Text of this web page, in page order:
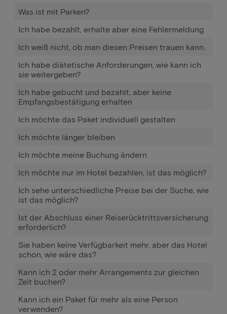
Was ist mit Parken?
Ich habe bezahlt, erhalte aber eine Fehlermeldung
Ich weiß nicht, ob man diesen Preisen trauen kann.
Ich habe diätetische Anforderungen, wie kann ich
sie weitergeben?
Ich habe gebucht und bezahlt, aber keine
Empfangsbestätigung erhalten
Ich möchte das Paket individuell gestalten
Ich möchte länger bleiben
Ich möchte meine Buchung ändern
Ich möchte nur im Hotel bezahlen, ist das möglich?
Ich sehe unterschiedliche Preise bei der Suche, wie
ist das möglich?
Ist der Abschluss einer Reiserücktrittsversicherung
erforderlich?
Sie haben keine Verfügbarkeit mehr, aber das Hotel
schon, wie wäre das?
Kann ich 2 oder mehr Arrangements zur gleichen
Zeit buchen?
Kann ich ein Paket für mehr als eine Person
verwenden?